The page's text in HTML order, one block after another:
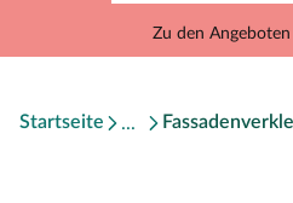
Zu den
Startseite